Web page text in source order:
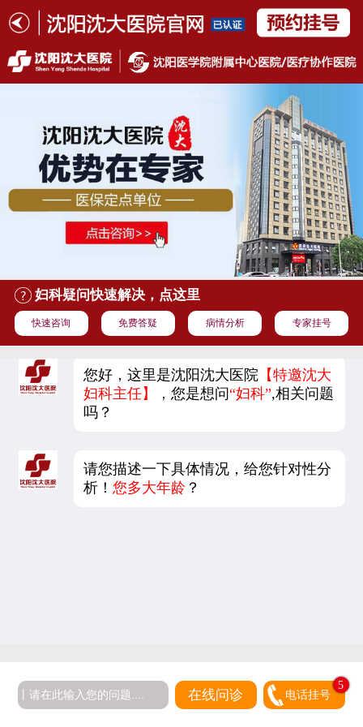
妇科疑问快速解决，点这里
快速咨询 免费答疑 病情分析 专家挂号
您好，这里是沈阳沈大医院 【特邀沈大
妇科主任】
，您是想问“妇科”,相关问题
吗？
请您描述一下具体情况，给您针对性分
析！您多大年龄 ？
在线问诊 电话挂号
5